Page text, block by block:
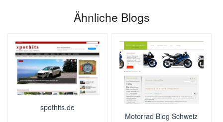
Ähnliche Blogs
spothits.de
Motorrad Blog Schweiz